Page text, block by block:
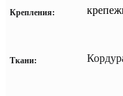
Крепления:
Ткани: